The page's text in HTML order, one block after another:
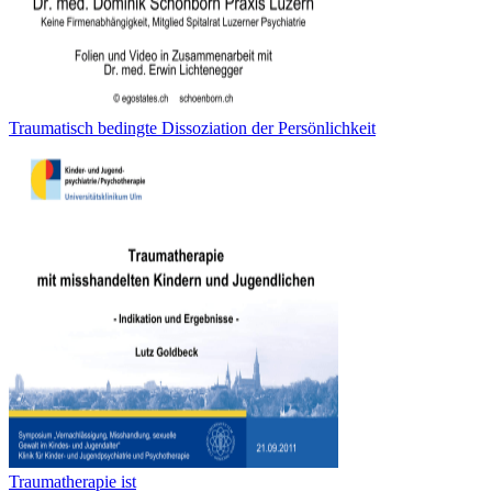
Traumatisch bedingte Dissoziation der Persönlichkeit
Traumatherapie ist